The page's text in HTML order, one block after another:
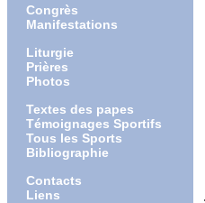
Congrès
Manifestations
Liturgie
Prières
Photos
Textes des papes
Témoignages Sportifs
Tous les Sports
Bibliographie
Contacts
Liens